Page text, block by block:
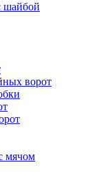
шайбой
ворот
мячом